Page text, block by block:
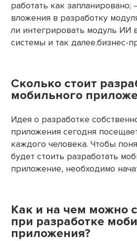
работать как запланировано;
вложения в разработку
ли интегрировать модуль
системы и так далее.бизнес-
Сколько стоит
мобильного
Идея о разработке
приложения сегодня
каждого человека. Чтобы
будет стоить разработать
приложение, необходимо
Как и на чем можно
при разработке
приложения?